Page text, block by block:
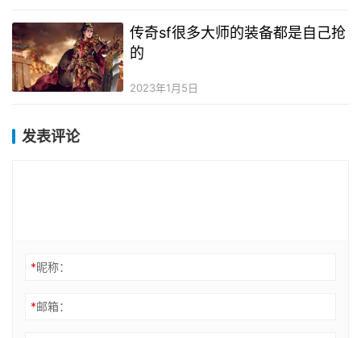
传奇sf很多大师的装备都是自己抢
的
2023年1月5日
发表评论
*昵称：
*邮箱：